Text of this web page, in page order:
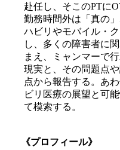
赴任し、そこのPTに
勤務時間外は「真の
ハビリやモバイル・
し、多くの障害者に
まえ、ミャンマーで
現実と、その問題点
点から報告する。あ
ビリ医療の展望と可
て模索する。
《プロフィール》